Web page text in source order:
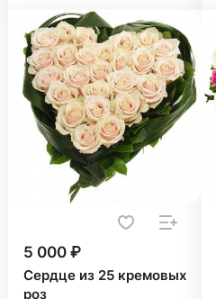
5 000 ₽
Сердце из 25 кремовых
роз